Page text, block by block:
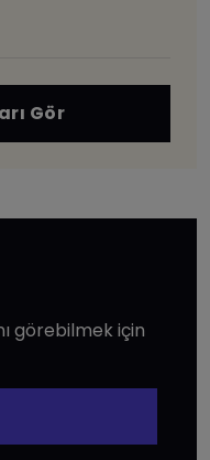
Gör
görebilmek için